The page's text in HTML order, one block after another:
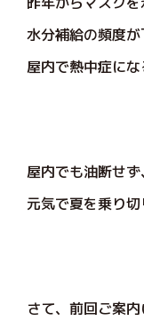
水分補給の頻度が
屋内で熱中症にな
屋内でも油断せ
元気で夏を乗り
さて、前回ご案